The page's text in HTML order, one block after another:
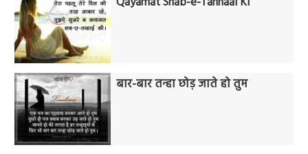
बार-बार तन्हा छोड़ जाते हो तुम